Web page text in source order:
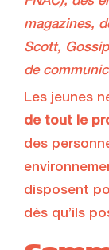
magazines,
Scott,
de
Les jeunes
de tout le
des
disposent
dès qu’ils